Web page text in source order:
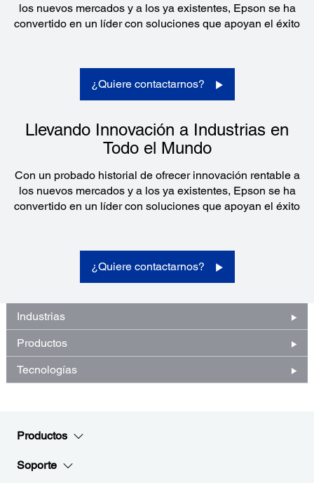
los nuevos mercados y a los ya existentes, Epson se ha
convertido en un líder con soluciones que apoyan el éxito
¿Quiere contactarnos?
Llevando Innovación a Industrias en
Todo el Mundo
Con un probado historial de ofrecer innovación rentable a
los nuevos mercados y a los ya existentes, Epson se ha
convertido en un líder con soluciones que apoyan el éxito
¿Quiere contactarnos?
Industrias
Productos
Tecnologías
Productos
Soporte